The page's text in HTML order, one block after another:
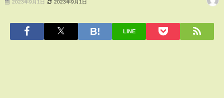
2023年9月1日 2023年9月1日
LINE